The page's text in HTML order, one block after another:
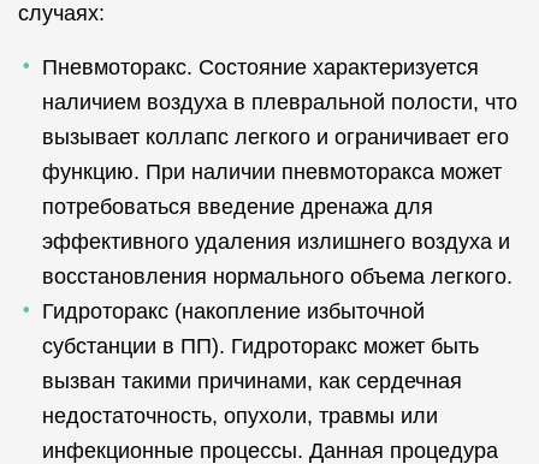
случаях:
Пневмоторакс. Состояние характеризуется
наличием воздуха в плевральной полости, что
вызывает коллапс легкого и ограничивает его
функцию. При наличии пневмоторакса может
потребоваться введение дренажа для
эффективного удаления излишнего воздуха и
восстановления нормального объема легкого.
Гидроторакс (накопление избыточной
субстанции в ПП). Гидроторакс может быть
вызван такими причинами, как сердечная
недостаточность, опухоли, травмы или
инфекционные процессы. Данная процедура